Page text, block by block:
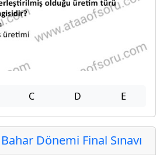
C D E
Dönemi Final Sınavı